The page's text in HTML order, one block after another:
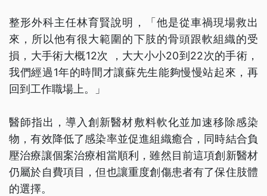
整形外科主任林育賢說明，「他是從車禍現場救出
來，所以他有很大範圍的下肢的骨頭跟軟組織的受
損，大手術大概12次 ，大大小小20到22次的手術，
我們經過1年的時間才讓蘇先生能夠慢慢站起來，再
回到工作職場上。」
醫師指出，導入創新醫材敷料軟化並加速移除感染
物，有效降低了感染率並促進組織癒合，同時結合負
壓治療讓個案治療相當順利，雖然目前這項創新醫材
仍屬於自費項目，但也讓重度創傷患者有了保住肢體
的選擇。